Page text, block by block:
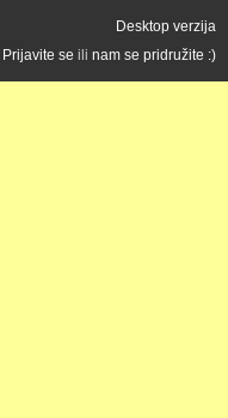
Desktop verzija
Prijavite se ili nam se pridružite :)